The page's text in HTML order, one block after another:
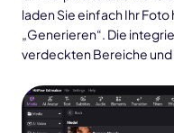
laden Sie einfach Ihr
„Generieren“. Die
verdeckten Bereiche